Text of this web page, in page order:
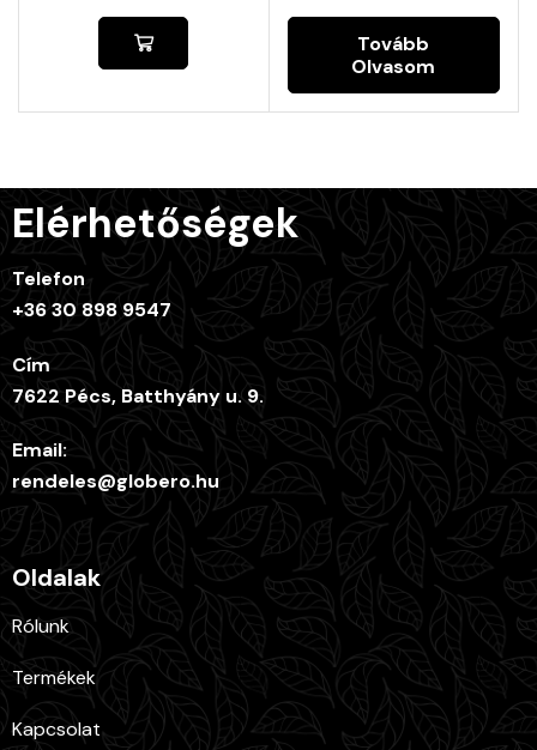
Tovább
Olvasom
Elérhetőségek
Telefon
+36 30 898 9547
Cím
7622 Pécs, Batthyány u. 9.
Email:
rendeles@globero.hu
Oldalak
Rólunk
Termékek
Kapcsolat